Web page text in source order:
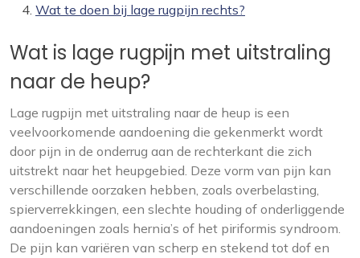
Wat te doen bij lage rugpijn rechts?
Wat is lage rugpijn met uitstraling
naar de heup?
Lage rugpijn met uitstraling naar de heup is een
veelvoorkomende aandoening die gekenmerkt wordt
door pijn in de onderrug aan de rechterkant die zich
uitstrekt naar het heupgebied. Deze vorm van pijn kan
verschillende oorzaken hebben, zoals overbelasting,
spierverrekkingen, een slechte houding of onderliggende
aandoeningen zoals hernia’s of het piriformis syndroom.
De pijn kan variëren van scherp en stekend tot dof en